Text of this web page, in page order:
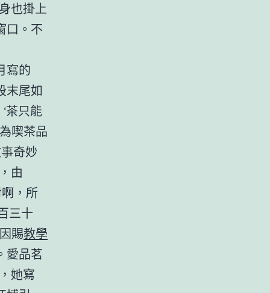
也掛上
口。不
寫的
末尾如
茶只能
喫茶品
奇妙
由
，所
三十
賜教學
愛品茗
她寫